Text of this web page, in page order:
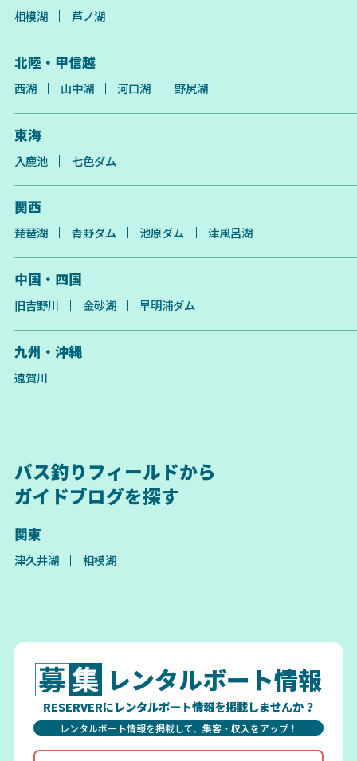
相模湖
芦ノ湖
北陸・甲信越
西湖 山中湖 河口湖 野尻湖
東海
入鹿池 七色ダム
関西
琵琶湖 青野ダム 池原ダム 津風呂湖
中国・四国
旧吉野川 金砂湖 早明浦ダム
九州・沖縄
遠賀川
バス釣りフィールドから
ガイドブログを探す
関東
津久井湖 相模湖
レンタルボート情報
RESERVERにレンタルボート情報を掲載しませんか？
レンタルボート情報を掲載して、集客・収入をアップ！